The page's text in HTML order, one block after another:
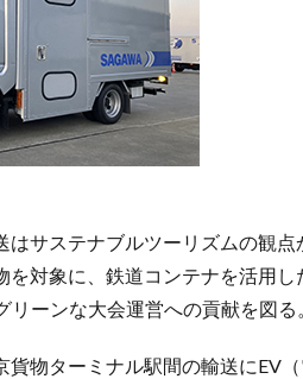
はサステナブルツーリズムの観
を対象に、鉄道コンテナを活用
ーンな大会運営への貢献を図る
貨物ターミナル駅間の輸送にEV